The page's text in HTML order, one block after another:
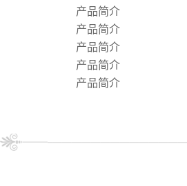
产品简介
产品简介
产品简介
产品简介
产品简介